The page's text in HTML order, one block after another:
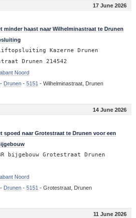
17 June 2026
minder haast naar Wilhelminastraat te Drunen
Liftopsluiting Kazerne Drunen
Drunen 214542
Noord
Drunen- 5151 - Wilhelminastraat, Drunen
14 June 2026
spoed naar Grotestraat te Drunen voor een
bijgebouw Grotestraat Drunen
Noord
Drunen- 5151 - Grotestraat, Drunen
11 June 2026